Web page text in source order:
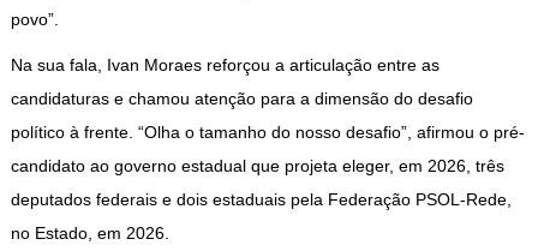
povo”.
Na sua fala, Ivan Moraes reforçou a articulação entre as
candidaturas e chamou atenção para a dimensão do desafio
político à frente. “Olha o tamanho do nosso desafio”, afirmou o pré-
candidato ao governo estadual que projeta eleger, em 2026, três
deputados federais e dois estaduais pela Federação PSOL-Rede,
no Estado, em 2026.